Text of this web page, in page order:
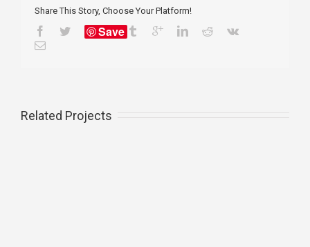
Share This Story, Choose Your Platform!
Save
Related Projects